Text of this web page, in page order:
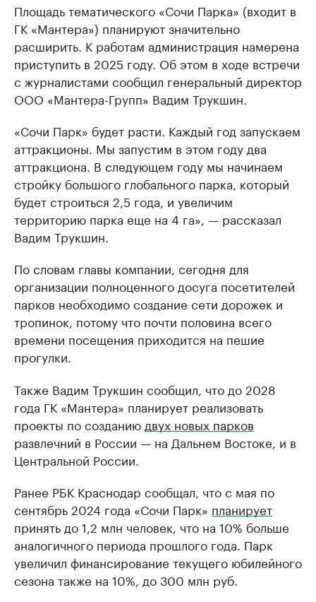
Площадь тематического «Сочи Парка» (входит в
ГК «Мантера») планируют значительно
расширить. К работам администрация намерена
приступить в 2025 году. Об этом в ходе встречи
с журналистами сообщил генеральный директор
ООО «Мантера-Групп» Вадим Трукшин.
«Сочи Парк» будет расти. Каждый год запускаем
аттракционы. Мы запустим в этом году два
аттракциона. В следующем году мы начинаем
стройку большого глобального парка, который
будет строиться 2,5 года, и увеличим
территорию парка еще на 4 га», — рассказал
Вадим Трукшин.
По словам главы компании, сегодня для
организации полноценного досуга посетителей
парков необходимо создание сети дорожек и
тропинок, потому что почти половина всего
времени посещения приходится на пешие
прогулки.
Также Вадим Трукшин сообщил, что до 2028
года ГК «Мантера» планирует реализовать
проекты по созданию двух новых парков
развлечний в России — на Дальнем Востоке, и в
Центральной России.
Ранее РБК Краснодар сообщал, что с мая по
сентябрь 2024 года «Сочи Парк» планирует
принять до 1,2 млн человек, что на 10% больше
аналогичного периода прошлого года. Парк
увеличил финансирование текущего юбилейного
сезона также на 10%, до 300 млн руб.